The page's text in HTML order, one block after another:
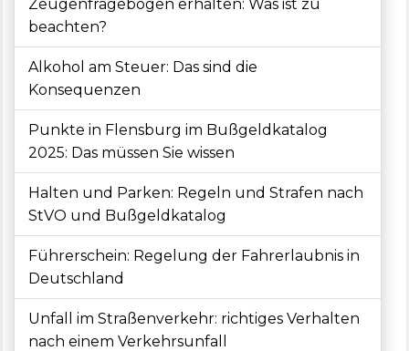
Zeugenfragebogen erhalten: Was ist zu
beachten?
Alkohol am Steuer: Das sind die
Konsequenzen
Punkte in Flensburg im Bußgeldkatalog
2025: Das müssen Sie wissen
Halten und Parken: Regeln und Strafen nach
StVO und Bußgeldkatalog
Führerschein: Regelung der Fahrerlaubnis in
Deutschland
Unfall im Straßenverkehr: richtiges Verhalten
nach einem Verkehrsunfall